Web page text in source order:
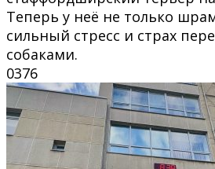
Теперь у неё не только
сильный стресс и страх
собаками.
0376